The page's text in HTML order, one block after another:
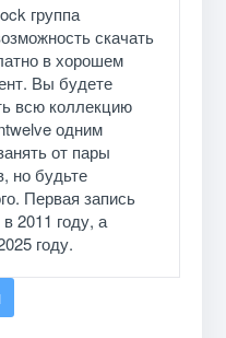
группа
скачать
в хорошем
Вы будете
всю коллекцию
одним
от пары
но будьте
Первая запись
2011 году, а
году.